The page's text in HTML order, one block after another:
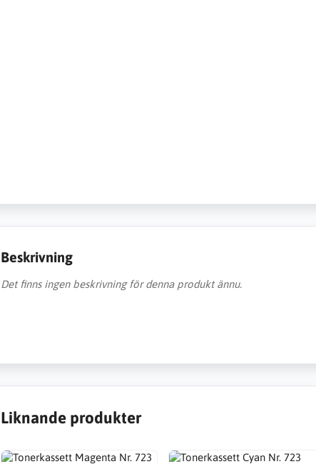
Beskrivning
Det finns ingen beskrivning för denna produkt ännu.
Liknande produkter